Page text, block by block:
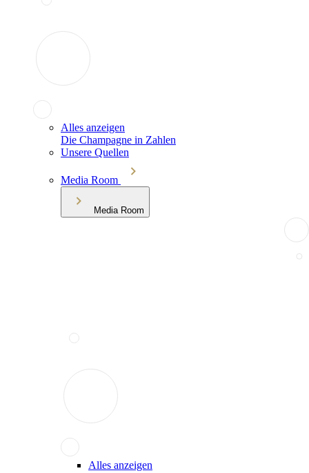
Alles anzeigen
Die Champagne in Zahlen
Unsere Quellen
Media Room
Media Room
Alles anzeigen